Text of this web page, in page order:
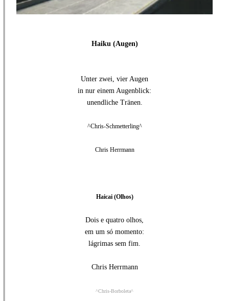
Haiku (Augen)
Unter zwei, vier Augen
in nur einem Augenblick:
unendliche Tränen.
^Chris-Schmetterling^
Chris Herrmann
Haicai (Olhos)
Dois e quatro olhos,
em um só momento:
lágrimas sem fim.
Chris Herrmann
^Chris-Borboleta^